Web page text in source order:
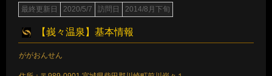
最終更新日 2020/5/7 訪問日 2014/8月下旬
【峩々温泉】基本情報
ががおんせん